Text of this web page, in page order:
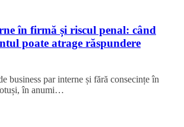
în firmă și riscul penal: când
poate atrage răspundere
business par interne și fără consecințe în
în anumi…